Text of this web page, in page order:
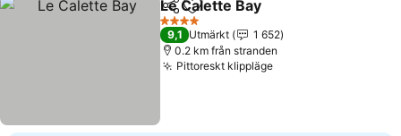
Dela Lägg till i Mina Favoriter
Le Calette Bay
4 Stjärnor
9,1 Utmärkt
1 652
0.2 km från stranden
Pittoreskt klippläge